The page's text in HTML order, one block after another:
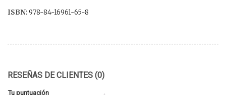
ISBN: 978-84-16961-65-8
RESEÑAS DE CLIENTES (0)
Tu puntuación